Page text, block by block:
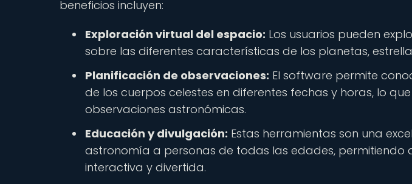
beneficios incluyen:
Exploración virtual del espacio: Los usuarios pueden
sobre las diferentes características de los planetas,
Planificación de observaciones: El software permite
de los cuerpos celestes en diferentes fechas y horas, lo
observaciones astronómicas.
Educación y divulgación: Estas herramientas son una
astronomía a personas de todas las edades, permitiendo
interactiva y divertida.